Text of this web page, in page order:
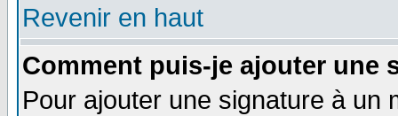
Revenir en haut
Comment puis-je ajouter une
Pour ajouter une signature à un